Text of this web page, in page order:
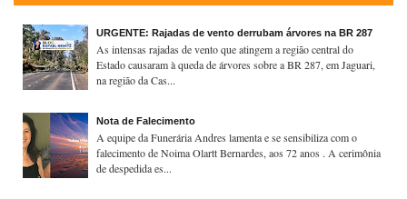
URGENTE: Rajadas de vento derrubam árvores na BR 287
As intensas rajadas de vento que atingem a região central do
Estado causaram à queda de árvores sobre a BR 287, em Jaguari,
na região da Cas...
Nota de Falecimento
A equipe da Funerária Andres lamenta e se sensibiliza com o
falecimento de Noima Olartt Bernardes, aos 72 anos . A cerimônia
de despedida es...